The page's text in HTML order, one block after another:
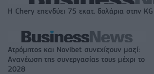
Η Chery επενδύει 75 εκατ. δολάρια στην
Ατρόμητος και Novibet συνεχίζουν μαζί:
Ανανέωση της συνεργασίας τους μέχρι το
2028